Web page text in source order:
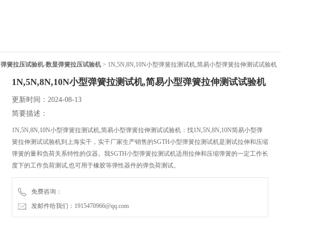
弹簧拉压试验机-数显弹簧拉压试验机 > 1N,5N,8N,10N小型弹簧拉测试机,简易小型弹簧拉伸测试试验机
1N,5N,8N,10N小型弹簧拉测试机,简易小型弹簧拉伸测试试验机
更新时间：2024-08-13
简要描述：
1N,5N,8N,10N小型弹簧拉测试机,简易小型弹簧拉伸测试试验机：找1N,5N,8N,10N简易小型弹
簧拉伸测试试验机到上海实干，实干厂家生产销售的SGTH小型弹簧拉测试机是测试拉伸和压缩
弹簧的量和负荷关系特性的仪器。我SGTH小型弹簧拉测试机适用拉伸和压缩弹簧的一定工作长
度下的工作负荷测试,也可用于橡胶等弹性器件的弹负荷测试。
免费咨询：
发邮件给我们：1915470966@qq.com